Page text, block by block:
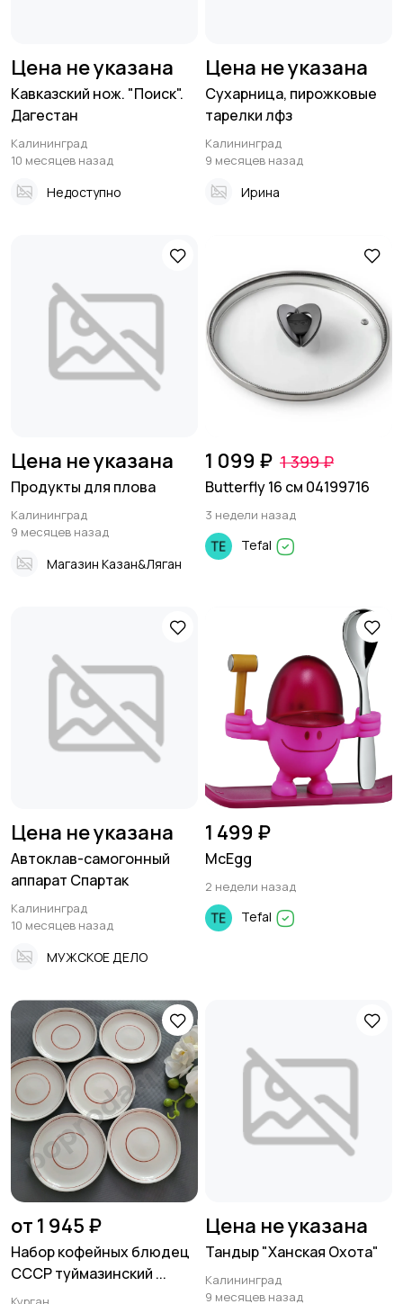
Цена не указана
Кавказский нож. "Поиск".
Дагестан
Калининград
10 месяцев назад
Недоступно
Цена не указана
Сухарница, пирожковые
тарелки лфз
Калининград
9 месяцев назад
Ирина
Цена не указана
Продукты для плова
Калининград
9 месяцев назад
Магазин Казан&Ляган
1 099 ₽ 1 399 ₽
Butterfly 16 см 04199716
3 недели назад
Tefal
Цена не указана
Автоклав-самогонный
аппарат Спартак
Калининград
10 месяцев назад
МУЖСКОЕ ДЕЛО
1 499 ₽
McEgg
2 недели назад
Tefal
от 1 945 ₽
Набор кофейных блюдец
СССР туймазинский ...
Цена не указана
Тандыр "Ханская Охота"
Калининград
9 месяцев назад